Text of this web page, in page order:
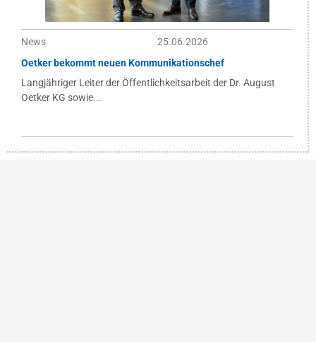
News
25.06.2026
Oetker bekommt neuen Kommunikationschef
Langjähriger Leiter der Öffentlichkeitsarbeit der Dr. August
Oetker KG sowie...